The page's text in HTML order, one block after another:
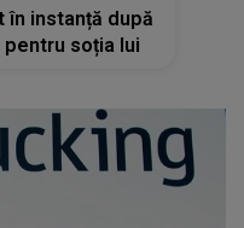
instanță după
soția lui